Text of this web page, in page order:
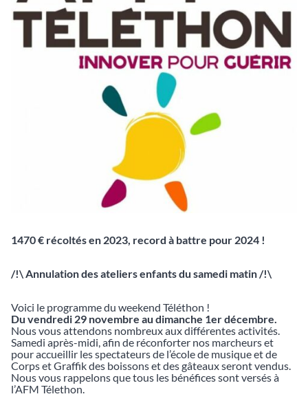
1470 € récoltés en 2023, record à battre pour 2024 !
/!\ Annulation des ateliers enfants du samedi matin /!\
Voici le programme du weekend Téléthon !
Du vendredi 29 novembre au dimanche 1er décembre.
Nous vous attendons nombreux aux différentes activités.
Samedi après-midi, afin de réconforter nos marcheurs et
pour accueillir les spectateurs de l’école de musique et de
Corps et Graffik des boissons et des gâteaux seront vendus.
Nous vous rappelons que tous les bénéfices sont versés à
l’AFM Télethon.